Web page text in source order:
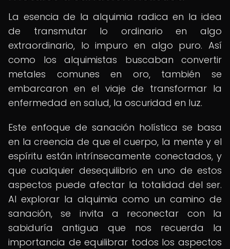
La esencia de la alquimia radica en la idea
de transmutar lo ordinario en algo
extraordinario, lo impuro en algo puro. Así
como los alquimistas buscaban convertir
metales comunes en oro, también se
embarcaron en el viaje de transformar la
enfermedad en salud, la oscuridad en luz.
Este enfoque de sanación holística se basa
en la creencia de que el cuerpo, la mente y el
espíritu están intrínsecamente conectados, y
que cualquier desequilibrio en uno de estos
aspectos puede afectar la totalidad del ser.
Al explorar la alquimia como un camino de
sanación, se invita a reconectar con la
sabiduría antigua que nos recuerda la
importancia de equilibrar todos los aspectos